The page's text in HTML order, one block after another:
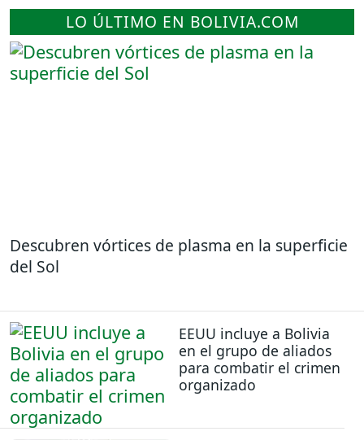
LO ÚLTIMO EN BOLIVIA.COM
Descubren vórtices de plasma en la superficie
del Sol
EEUU incluye a Bolivia
en el grupo de aliados
para combatir el crimen
organizado